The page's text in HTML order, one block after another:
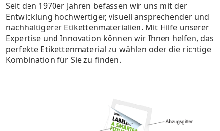
Seit den 1970er Jahren befassen wir uns mit der
Entwicklung hochwertiger, visuell ansprechender und
nachhaltigerer Etikettenmaterialien. Mit Hilfe unserer
Expertise und Innovation können wir Ihnen helfen, das
perfekte Etikettenmaterial zu wählen oder die richtige
Kombination für Sie zu finden.